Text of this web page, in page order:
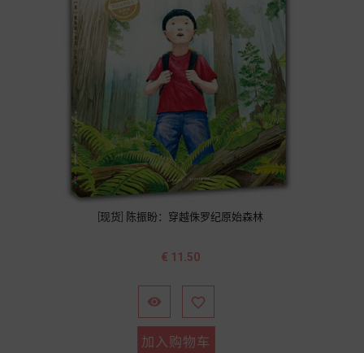
[现货] 陈振盼：穿越侏罗纪原始森林
价
€ 11.50
 
加入购物车